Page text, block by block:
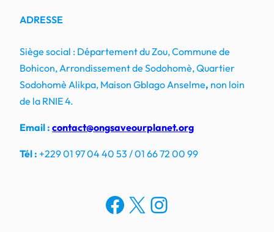
ADRESSE
Siège social : Département du Zou, Commune de
Bohicon, Arrondissement de Sodohomè, Quartier
Sodohomè Alikpa, Maison Gblago Anselme, non loin
de la RNIE 4.
Email : contact@ongsaveourplanet.org
Tél : +229 01 97 04 40 53 / 01 66 72 00 99
Facebook
X Instagram